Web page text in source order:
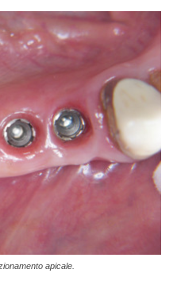
apicale.